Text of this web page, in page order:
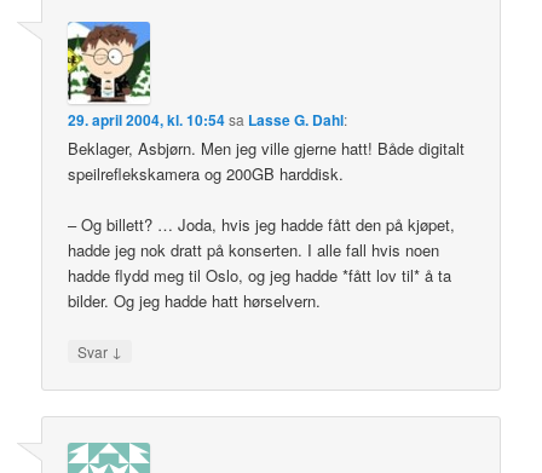
29. april 2004, kl. 10:54sa Lasse G. Dahl:
Beklager, Asbjørn. Men jeg ville gjerne hatt! Både digitalt
speilreflekskamera og 200GB harddisk.
– Og billett? … Joda, hvis jeg hadde fått den på kjøpet,
hadde jeg nok dratt på konserten. I alle fall hvis noen
hadde flydd meg til Oslo, og jeg hadde *fått lov til* å ta
bilder. Og jeg hadde hatt hørselvern.
Svar ↓